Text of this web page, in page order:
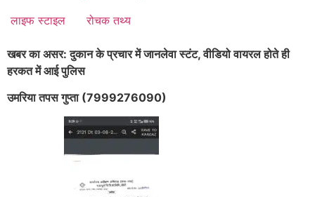
लाइफ स्टाइल
रोचक तथ्य
खबर का असर: दुकान के प्रचार में जानलेवा स्टंट, वीडियो वायरल होते ही
हरकत में आई पुलिस
उमरिया तपस गुप्ता (7999276090)